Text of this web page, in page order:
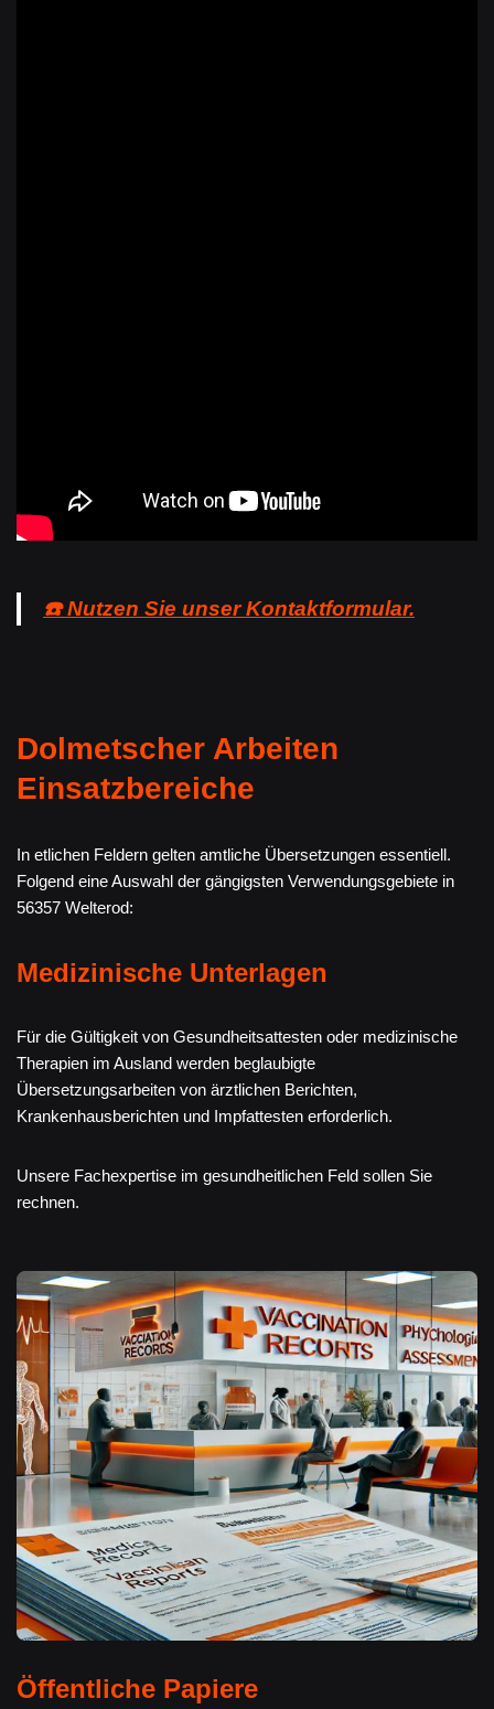
☎️ Nutzen Sie unser Kontaktformular.
Dolmetscher Arbeiten
Einsatzbereiche
In etlichen Feldern gelten amtliche Übersetzungen essentiell.
Folgend eine Auswahl der gängigsten Verwendungsgebiete in
56357 Welterod:
Medizinische Unterlagen
Für die Gültigkeit von Gesundheitsattesten oder medizinische
Therapien im Ausland werden beglaubigte
Übersetzungsarbeiten von ärztlichen Berichten,
Krankenhausberichten und Impfattesten erforderlich.
Unsere Fachexpertise im gesundheitlichen Feld sollen Sie
rechnen.
Öffentliche Papiere